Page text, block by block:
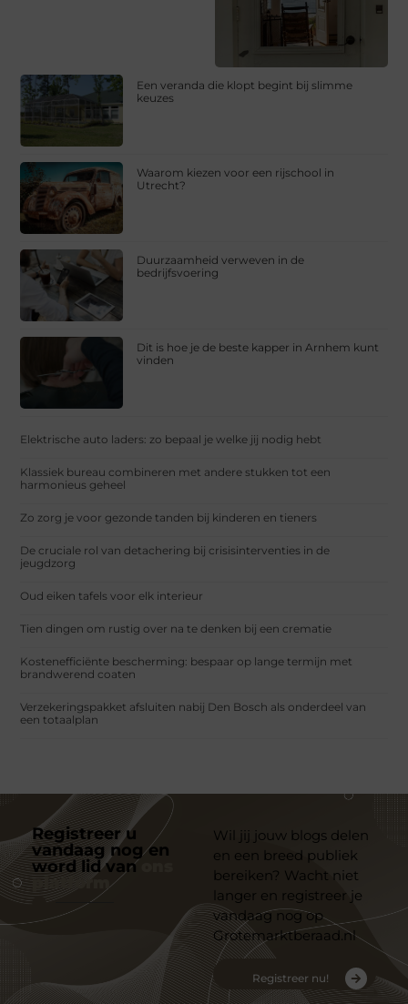
Een veranda die klopt begint bij slimme
keuzes
Waarom kiezen voor een rijschool in
Utrecht?
Duurzaamheid verweven in de
bedrijfsvoering
Dit is hoe je de beste kapper in Arnhem kunt
vinden
Elektrische auto laders: zo bepaal je welke jij nodig hebt
Klassiek bureau combineren met andere stukken tot een
harmonieus geheel
Zo zorg je voor gezonde tanden bij kinderen en tieners
De cruciale rol van detachering bij crisisinterventies in de
jeugdzorg
Oud eiken tafels voor elk interieur
Tien dingen om rustig over na te denken bij een crematie
Kostenefficiënte bescherming: bespaar op lange termijn met
brandwerend coaten
Verzekeringspakket afsluiten nabij Den Bosch als onderdeel van
een totaalplan
Registreer u
vandaag nog en
word lid van
platform
Wil jij jouw blogs delen
en een breed publiek
bereiken? Wacht niet
langer en registreer je
vandaag nog op
Grotemarktberaad.nl
Registreer nu!